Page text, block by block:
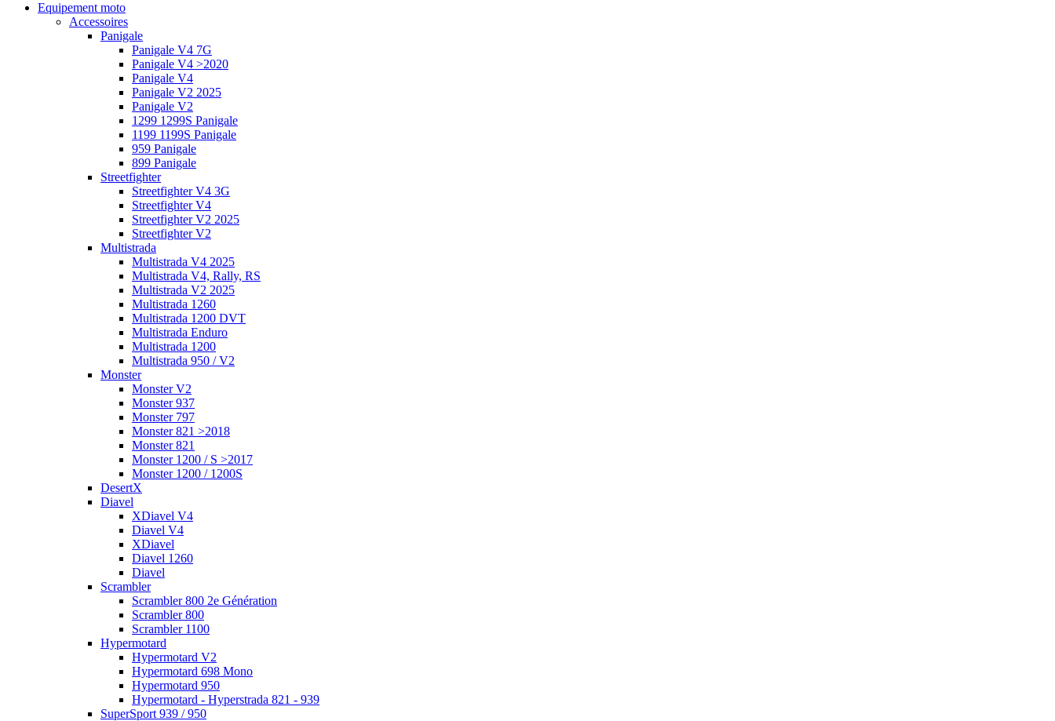
Equipement moto
Accessoires
Panigale
Panigale V4 7G
Panigale V4 >2020
Panigale V4
Panigale V2 2025
Panigale V2
1299 1299S Panigale
1199 1199S Panigale
959 Panigale
899 Panigale
Streetfighter
Streetfighter V4 3G
Streetfighter V4
Streetfighter V2 2025
Streetfighter V2
Multistrada
Multistrada V4 2025
Multistrada V4, Rally, RS
Multistrada V2 2025
Multistrada 1260
Multistrada 1200 DVT
Multistrada Enduro
Multistrada 1200
Multistrada 950 / V2
Monster
Monster V2
Monster 937
Monster 797
Monster 821 >2018
Monster 821
Monster 1200 / S >2017
Monster 1200 / 1200S
DesertX
Diavel
XDiavel V4
Diavel V4
XDiavel
Diavel 1260
Diavel
Scrambler
Scrambler 800 2e Génération
Scrambler 800
Scrambler 1100
Hypermotard
Hypermotard V2
Hypermotard 698 Mono
Hypermotard 950
Hypermotard - Hyperstrada 821 - 939
SuperSport 939 / 950